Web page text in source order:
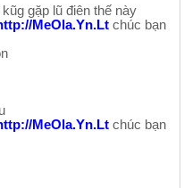
gặp lũ điên thế này
MeOla.Yn.Lt chúc bạn
MeOla.Yn.Lt chúc bạn